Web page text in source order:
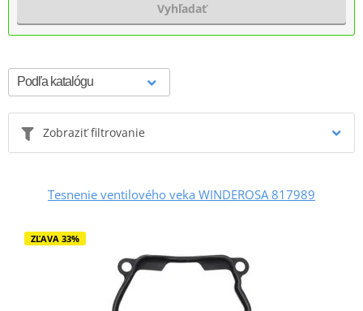
Vyhľadať
Zobraziť filtrovanie
Tesnenie ventilového veka WINDEROSA 817989
ZĽAVA 33%